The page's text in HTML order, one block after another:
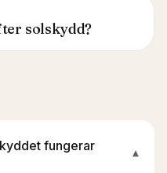
solskydd?
fungerar
▾